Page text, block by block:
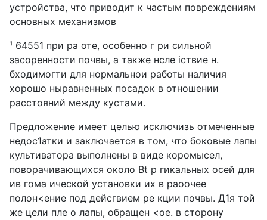
устройства, что приводит к частым повреждениям
основных механизмов
¹ 64551 при ра оте, особенно г ри сильной
засоренности почвы, а также нсле iствие н.
бходимогти для нормальнои работы наличия
хорошо ныравненных посадок в отношении
расстояний между кустами.
Предложение имеет целью исключизь отмеченные
недос1атки и заключается в том, что боковые лапы
культиватора выполнены в виде коромысел,
поворачивающихся около Bt р гикальных осей для
ив гома ической установки их в раоочее
полон<ение под дейсгвием ре кции почвы. Д1я той
же цели пле о лапы, обращен <ое. в сторону